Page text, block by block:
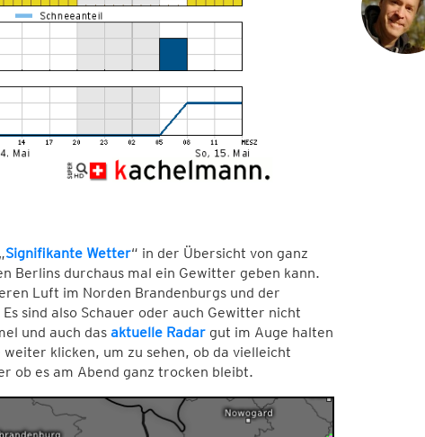
Signifikante Wetter“ in der Übersicht von ganz
Berlins durchaus mal ein Gewitter geben kann.
Luft im Norden Brandenburgs und der
sind also Schauer oder auch Gewitter nicht
und auch das aktuelle Radargut im Auge halten
klicken, um zu sehen, ob da vielleicht
ob es am Abend ganz trocken bleibt.